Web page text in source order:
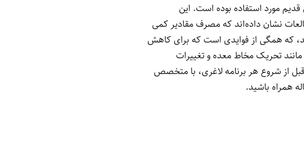
مورد استفاده بوده است. این
نشان داده‌اند که مصرف مقادیر کمی
که همگی از فوایدی است که برای کاهش
تحریک مخاط معده و تغییرات
قبل از شروع هر برنامه لاغری، با متخصص
همراه باشید.